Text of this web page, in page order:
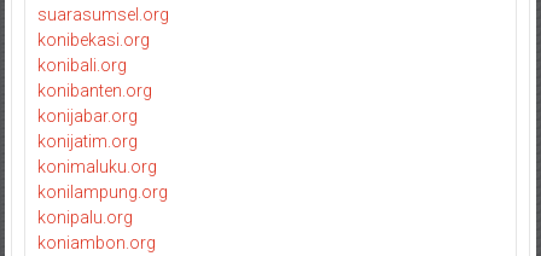
suarasumsel.org
konibekasi.org
konibali.org
konibanten.org
konijabar.org
konijatim.org
konimaluku.org
konilampung.org
konipalu.org
koniambon.org